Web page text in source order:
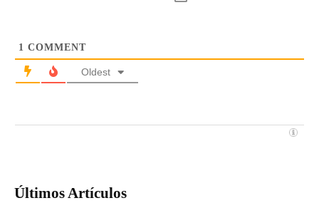
1 COMMENT
Oldest
Últimos Artículos